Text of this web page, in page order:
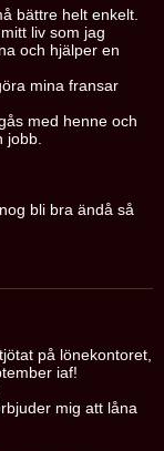
bättre helt enkelt.
liv som jag
och hjälper en
mina fransar
med henne och
jobb.
bli bra ändå så
på lönekontoret,
iaf!
mig att låna